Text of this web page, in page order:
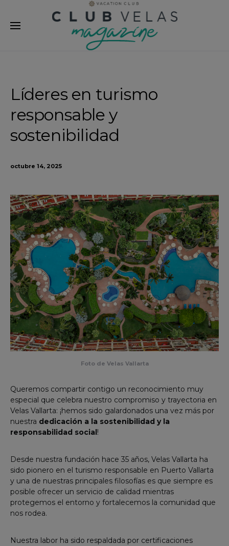
Líderes en turismo
responsable y
sostenibilidad
octubre 14, 2025
Foto de Velas Vallarta
Queremos compartir contigo un reconocimiento muy
especial que celebra nuestro compromiso y trayectoria en
Velas Vallarta: ¡hemos sido galardonados una vez más por
nuestra dedicación a la sostenibilidad y la
responsabilidad social !
Desde nuestra fundación hace 35 años, Velas Vallarta ha
sido pionero en el turismo responsable en Puerto Vallarta
y una de nuestras principales filosofías es que siempre es
posible ofrecer un servicio de calidad mientras
protegemos el entorno y fortalecemos la comunidad que
nos rodea.
Nuestra labor ha sido respaldada por certificaciones
modal-check